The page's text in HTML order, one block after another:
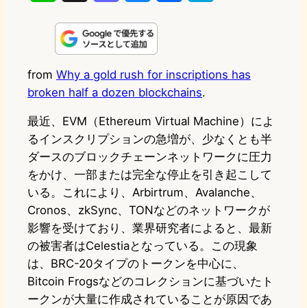
n
e
s
o
d
o
n
u
e
s
k
y
b
o
o
k
a
from Why a gold rush for inscriptions has
broken half a dozen blockchains.
最近、EVM（Ethereum Virtual Machine）によ
るインスクリプションの急増が、少なくとも半
ダースのブロックチェーンネットワークに圧力
をかけ、一部または完全な停止を引き起こして
いる。これにより、Arbirtrum、Avalanche、
Cronos、zkSync、TONなどのネットワークが
影響を受けており、業界研究者によると、最新
の被害者はCelestiaとなっている。この現象
は、BRC-20タイプのトークンを中心に、
Bitcoin Frogsなどのコレクションに基づいたト
ークンが大量に作成されていることが原因であ